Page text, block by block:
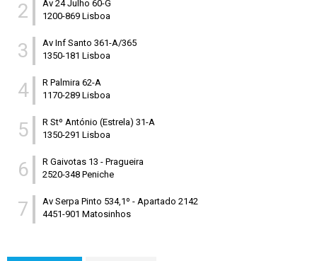
2
Av 24 Julho 60-G
1200-869 Lisboa
3
Av Inf Santo 361-A/365
1350-181 Lisboa
4
R Palmira 62-A
1170-289 Lisboa
5
R Stº António (Estrela) 31-A
1350-291 Lisboa
6 R Gaivotas 13 - Pragueira
2520-348 Peniche
7 Av Serpa Pinto 534,1º - Apartado 2142
4451-901 Matosinhos